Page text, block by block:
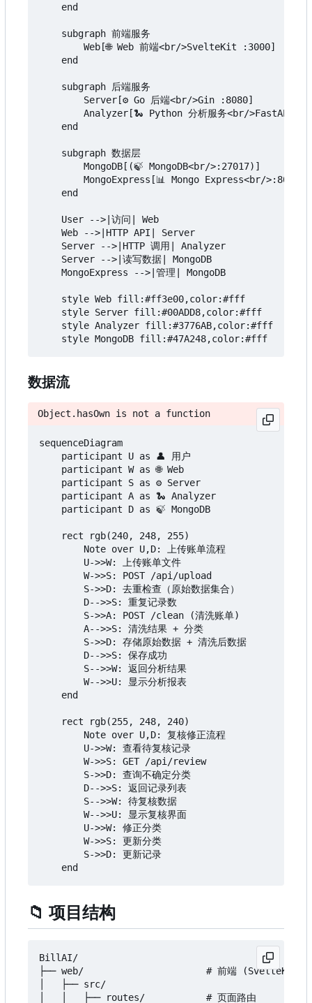
    end
    subgraph 前端服务
        Web[🌐 Web 前端<br/>SvelteKit :3000]
    end
    subgraph 后端服务
        Server[⚙️ Go 后端<br/>Gin :8080]
Analyzer[🐍 Python 分析服务<br/>FastAPI
    end
    subgraph 数据层
        MongoDB[(🍃 MongoDB<br/>:27017)]
        MongoExpress[📊 Mongo Express<br/>:8083]
    end
    User -->|访问| Web
    Web -->|HTTP API| Server
    Server -->|HTTP 调用| Analyzer
    Server -->|读写数据| MongoDB
    MongoExpress -->|管理| MongoDB
    style Web fill:#ff3e00,color:#fff
    style Server fill:#00ADD8,color:#fff
    style Analyzer fill:#3776AB,color:#fff
数据流
Object.hasOwn is not a function
sequenceDiagram
    participant U as 👤 用户
    participant W as 🌐 Web
    participant S as ⚙️ Server
    participant A as 🐍 Analyzer
    participant D as 🍃 MongoDB
    rect rgb(240, 248, 255)
        Note over U,D: 上传账单流程
        U->>W: 上传账单文件
        W->>S: POST /api/upload
        S->>D: 去重检查（原始数据集合）
        D-->>S: 重复记录数
        S->>A: POST /clean (清洗账单)
        A-->>S: 清洗结果 + 分类
        S->>D: 存储原始数据 + 清洗后数据
        D-->>S: 保存成功
        S-->>W: 返回分析结果
        W-->>U: 显示分析报表
    end
    rect rgb(255, 248, 240)
        Note over U,D: 复核修正流程
        U->>W: 查看待复核记录
        W->>S: GET /api/review
        S->>D: 查询不确定分类
        D-->>S: 返回记录列表
        S-->>W: 待复核数据
        W-->>U: 显示复核界面
        U->>W: 修正分类
        W->>S: 更新分类
        S->>D: 更新记录
📁 项目结构
BillAI/
├── web/                      # 前端 (SvelteKit +
│   ├── src/
│   │   ├── routes/           # 页面路由